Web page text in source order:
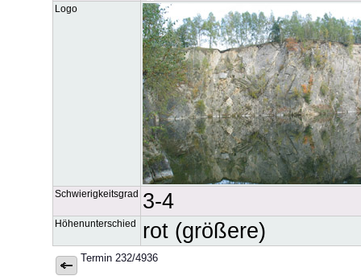
Logo
Schwierigkeitsgrad 3-4
Höhenunterschied rot (größere)
Termin 232/4936